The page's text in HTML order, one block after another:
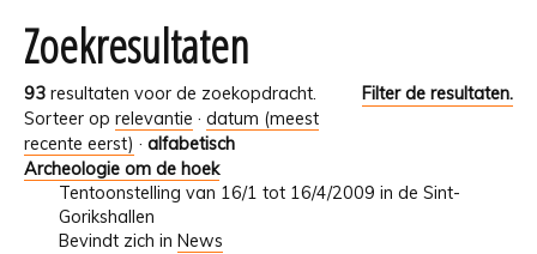
Zoekresultaten
93 resultaten voor de zoekopdracht.
Filter de resultaten.
Sorteer op relevantie · datum (meest
recente eerst) · alfabetisch
Archeologie om de hoek
Tentoonstelling van 16/1 tot 16/4/2009 in de Sint-
Gorikshallen
Bevindt zich in News